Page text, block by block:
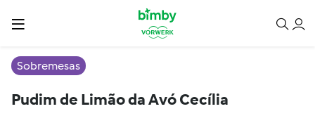
Sobremesas
Pudim de Limão da Avó Cecília